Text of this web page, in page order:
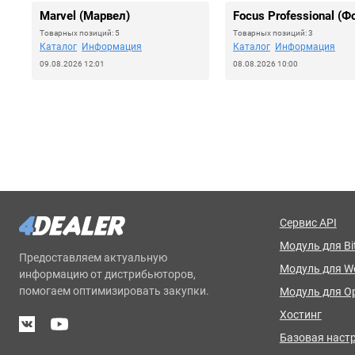
Marvel (Марвел)
Товарных позиций: 5
Каталог Информация
09.08.2026 12:01
Focus Professional
Товарных позиций: 3
Каталог Информация
08.08.2026 10:00
Предоставляем актуальную
информацию от дистрибьюторов,
помогаем оптимизировать закупки.
Сервис API
Модуль для
Модуль для
Модуль для
Хостинг
Базовая